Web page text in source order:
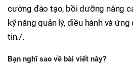
cường đào tạo, bồi dưỡng nâng
kỹ năng quản lý, điều hành và
tin./.
Bạn nghĩ sao về bài viết này?